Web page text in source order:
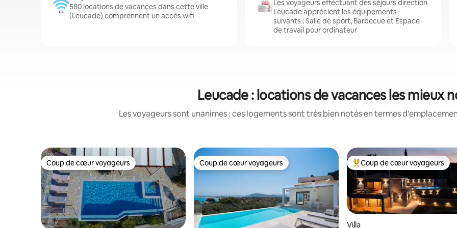
580 locations de vacances dans cette ville
(Leucade) comprennent un accès wifi
Les voyageurs effectuant des séjours direction
Leucade apprécient les équipements
suivants : Salle de sport, Barbecue et Espace
de travail pour ordinateur
Leucade : locations de vacances les mieux
Les voyageurs sont unanimes : ces logements sont très bien notés en termes
Coup de cœur voyageurs
Coup de cœur voyageurs Coup de cœur voyageurs
Coup de cœur voyageurs Coups de cœur voyageurs les
Coup de cœur voyageurs
Villa